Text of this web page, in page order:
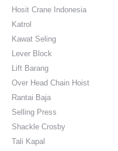
Hosit Crane Indonesia
Katrol
Kawat Seling
Lever Block
Lift Barang
Over Head Chain Hoist
Rantai Baja
Selling Press
Shackle Crosby
Tali Kapal